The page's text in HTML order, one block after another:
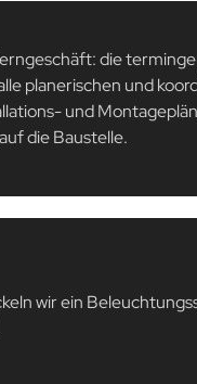
die
planerischen und
und
die Baustelle.
wir ein